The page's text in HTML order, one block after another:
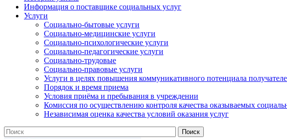
Информация о поставщике социальных услуг
Услуги
Социально-бытовые услуги
Социально-медицинские услуги
Социально-психологические услуги
Социально-педагогические услуги
Социально-трудовые
Социально-правовые услуги
Услуги в целях повышения коммуникативного потенциала
Порядок и время приема
Условия приёма и пребывания в учреждении
Комиссия по осуществлению контроля качества оказываемых
Независимая оценка качества условий оказания услуг